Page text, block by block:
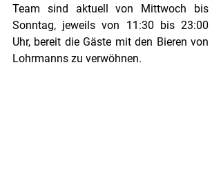
Team sind aktuell von Mittwoch bis
Sonntag, jeweils von 11:30 bis 23:00
Uhr, bereit die Gäste mit den Bieren von
Lohrmanns zu verwöhnen.